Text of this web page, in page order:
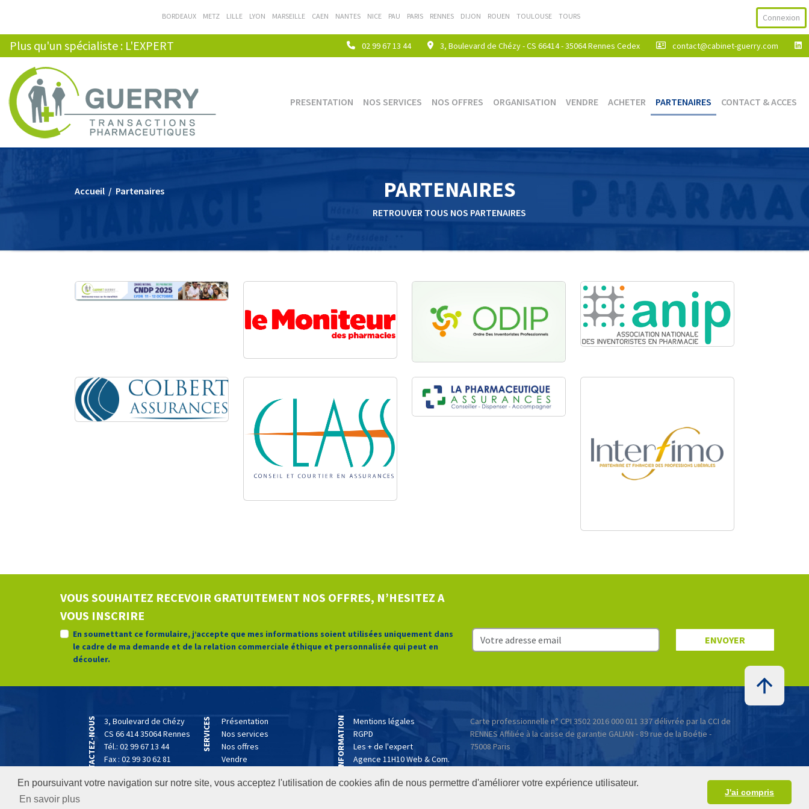
En poursuivant votre navigation sur notre site, vous acceptez l'utilisation de cookies afin de nous permettre d'améliorer votre expérience utilisateur.
En savoir plus
J'ai compris
BORDEAUX METZ LILLE LYON MARSEILLE CAEN NANTES NICE PAU PARIS RENNES DIJON ROUEN TOULOUSE TOURS Connexion
Plus qu'un spécialiste : L'EXPERT 02 99 67 13 44 3, Boulevard de Chézy - CS 66414 - 35064 Rennes Cedex contact@cabinet-guerry.com
PRESENTATION (current)
NOS SERVICES NOS OFFRES ORGANISATION VENDRE ACHETER PARTENAIRES CONTACT & ACCES
Accueil / Partenaires PARTENAIRES
RETROUVER TOUS NOS PARTENAIRES
VOUS SOUHAITEZ RECEVOIR GRATUITEMENT NOS OFFRES, N’HESITEZ A
VOUS INSCRIRE
En soumettant ce formulaire, j’accepte que mes informations soient utilisées uniquement dans
le cadre de ma demande et de la relation commerciale éthique et personnalisée qui peut en
découler.
ENVOYER
CONTACTEZ-NOUS
3, Boulevard de Chézy
CS 66 414 35064 Rennes
Tél.:02 99 67 13 44
Fax : 02 99 30 62 81
guerry.com
SERVICES
Présentation
Nos services
Nos offres
Vendre
Valoriser
INFORMATION
Mentions légales
RGPD
Les + de l'expert
Agence 11H10 Web & Com.
Carte professionnelle n° CPI 3502 2016 000 011 337 délivrée par la CCI de
RENNES Affiliée à la caisse de garantie GALIAN - 89 rue de la Boétie -
75008 Paris